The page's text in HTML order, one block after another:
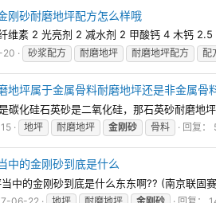
刚砂耐磨地坪配方怎么样哦
维素 2 光亮剂 2 减水剂 2 甲酸钙 4 木钙
20 砂浆配方 耐磨地坪 耐磨地坪配方 配
地坪属于金属骨料耐磨地坪还是非金属骨
碳化硅石英砂是二氧化硅，那石英砂耐磨地
地坪 耐磨地坪 金刚砂 骨料 回复：
中的金刚砂到底是什么
中的金刚砂到底是什么东东啊?? (南京联固